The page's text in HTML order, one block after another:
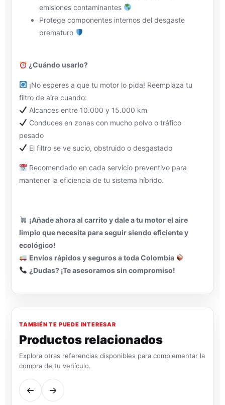
emisiones contaminantes
Protege componentes internos del desgaste
prematuro
¿Cuándo usarlo?
¡No esperes a que tu motor lo pida! Reemplaza tu
filtro de aire cuando:
Alcances entre 10.000 y 15.000 km
Conduces en zonas con mucho polvo o tráfico
pesado
El filtro se ve sucio, obstruido o desgastado
Recomendado en cada servicio preventivo para
mantener la eficiencia de tu sistema híbrido.
¡Añade ahora al carrito y dale a tu motor el aire
limpio que necesita para seguir siendo eficiente y
ecológico!
Envíos rápidos y seguros a toda Colombia
¿Dudas? ¡Te asesoramos sin compromiso!
TAMBIÉN TE PUEDE INTERESAR
Productos relacionados
Explora otras referencias disponibles para complementar la
compra de tu vehículo.
← →